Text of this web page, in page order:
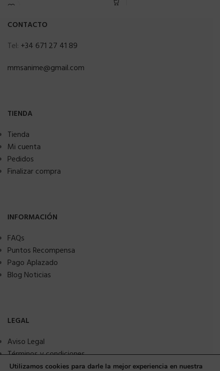
CONTACTO
Tel: +34 671 27 41 89
mmsanime@gmail.com
TIENDA
Tienda
Mi cuenta
Pedidos
Finalizar compra
INFORMACIÓN
FAQs
Puntos Recompensa
Pago Aplazado
Blog Noticias
LEGAL
Aviso Legal
Términos y condiciones
Política de privacidad
Utilizamos cookies para darle la mejor experiencia en nuestra